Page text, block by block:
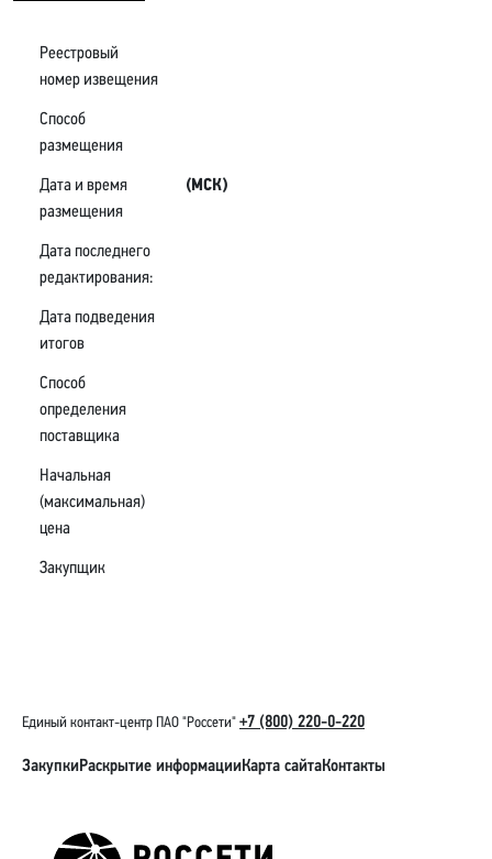
Реестровый
номер извещения
Способ
размещения
Дата и время
размещения
(МСК)
Дата последнего
редактирования:
Дата подведения
итогов
Способ
определения
поставщика
Начальная
(максимальная)
цена
Закупщик
Единый контакт-центр ПАО "Россети" +7 (800) 220-0-220
ЗакупкиРаскрытие информацииКарта сайтаКонтакты